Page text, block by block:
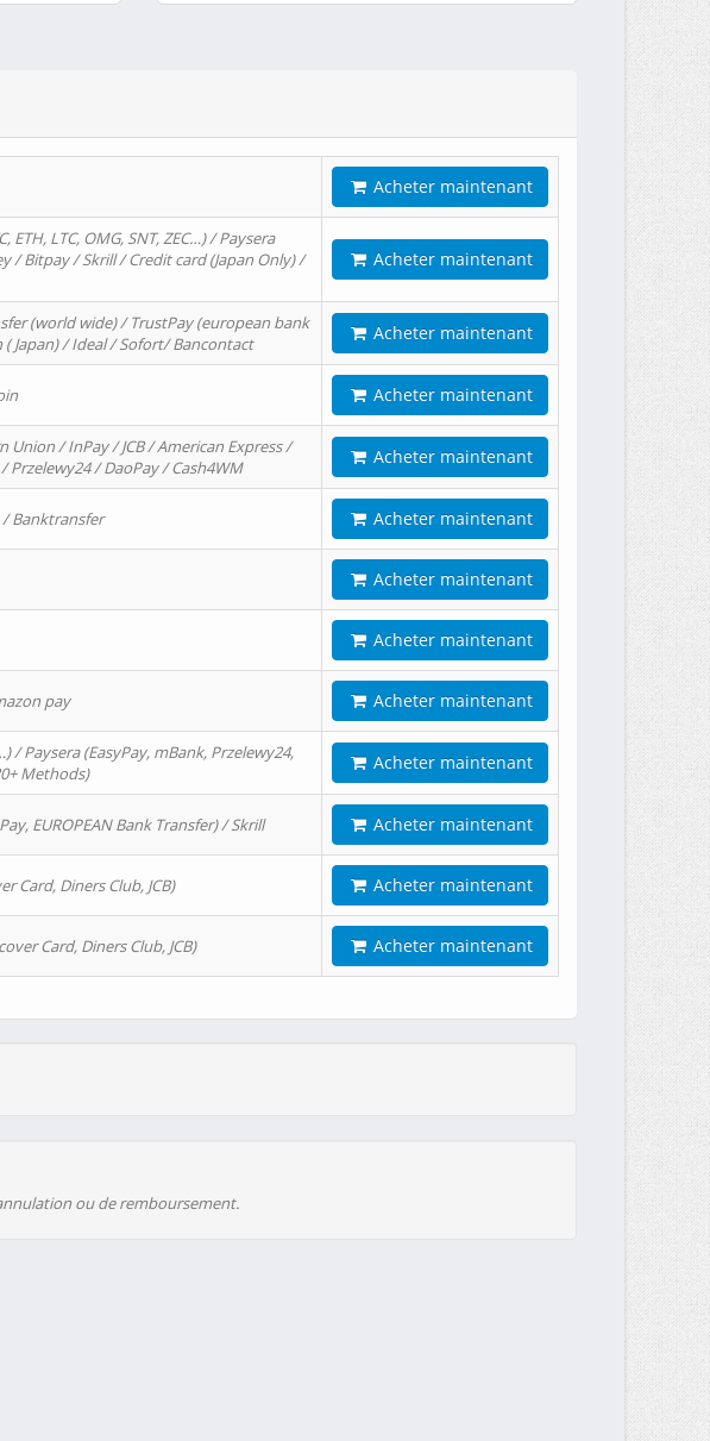
Acheter maintenant
ETH, LTC, OMG, SNT, ZEC…) / Paysera
/ Bitpay / Skrill / Credit card (Japan Only) /
Acheter maintenant
(world wide) / TrustPay (european bank
Japan) / Ideal / Sofort/ Bancontact
Acheter maintenant
Acheter maintenant
/ InPay / JCB / American Express /
Przelewy24 / DaoPay / Cash4WM
Acheter maintenant
/ Banktransfer Acheter maintenant
Acheter maintenant
Acheter maintenant
pay Acheter maintenant
/ Paysera (EasyPay, mBank, Przelewy24,
Methods)
Acheter maintenant
EUROPEAN Bank Transfer) / Skrill Acheter maintenant
Card, Diners Club, JCB) Acheter maintenant
Card, Diners Club, JCB) Acheter maintenant
ou de remboursement.